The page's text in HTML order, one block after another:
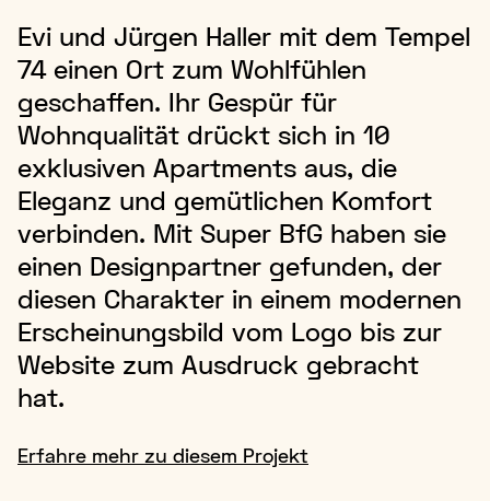
Evi und Jürgen Haller mit dem Tempel
74 einen Ort zum Wohlfühlen
geschaffen. Ihr Gespür für
Wohnqualität drückt sich in 10
exklusiven Apartments aus, die
Eleganz und gemütlichen Komfort
verbinden. Mit Super BfG haben sie
einen Designpartner gefunden, der
diesen Charakter in einem modernen
Erscheinungsbild vom Logo bis zur
Website zum Ausdruck gebracht
hat.
Erfahre mehr zu diesem Projekt